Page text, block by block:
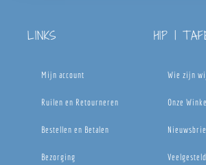
LINKS
Mijn account
Ruilen en Retourneren
Bestellen en Betalen
Bezorging
HIP |
Wie zijn
Onze